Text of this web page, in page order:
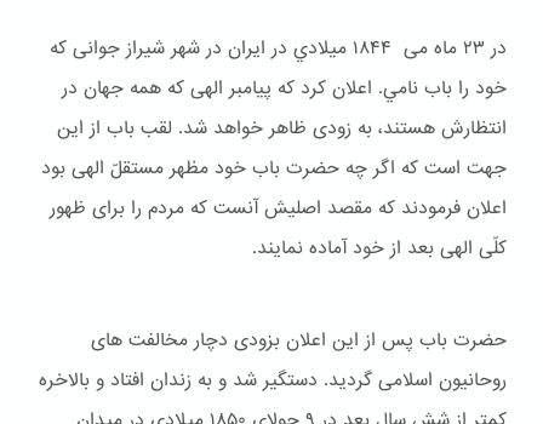
در ۲۳ ماه می ۱۸۴۴ ميلادي در ایران در شهر شیراز جوانی که
خود را باب نامي. اعلان کرد که پیامبر الهی که همه جهان در
انتظارش هستند، به زودی ظاهر خواهد شد. لقب باب از این
جهت است که اگر چه حضرت باب خود مظهر مستقلّ الهی بود
اعلان فرمودند که مقصد اصلیش آنست که مردم را برای ظهور
کلّی الهی بعد از خود آماده نمایند.
حضرت باب پس از این اعلان بزودی دچار مخالفت های
روحانیون اسلامی گردید. دستگیر شد و به زندان افتاد و بالاخره